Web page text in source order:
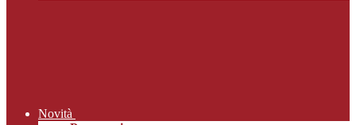
Novità